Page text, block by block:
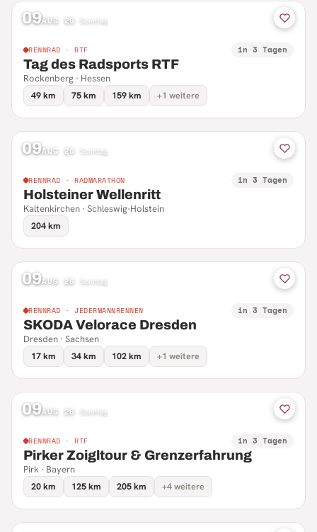
09AUG 26 Sonntag
RENNRAD · RTF in 3 Tagen
Tag des Radsports RTF
Rockenberg · Hessen
49 km
75 km 159 km +1 weitere
09AUG 26 Sonntag
RENNRAD · RADMARATHON in 3 Tagen
Holsteiner Wellenritt
Kaltenkirchen · Schleswig-Holstein
204 km
09AUG 26 Sonntag
RENNRAD · JEDERMANNRENNEN in 3 Tagen
SKODA Velorace Dresden
Dresden · Sachsen
17 km
34 km 102 km +1 weitere
09AUG 26 Sonntag
RENNRAD · RTF in 3 Tagen
Pirker Zoigltour & Grenzerfahrung
Pirk · Bayern
20 km
125 km 205 km +4 weitere